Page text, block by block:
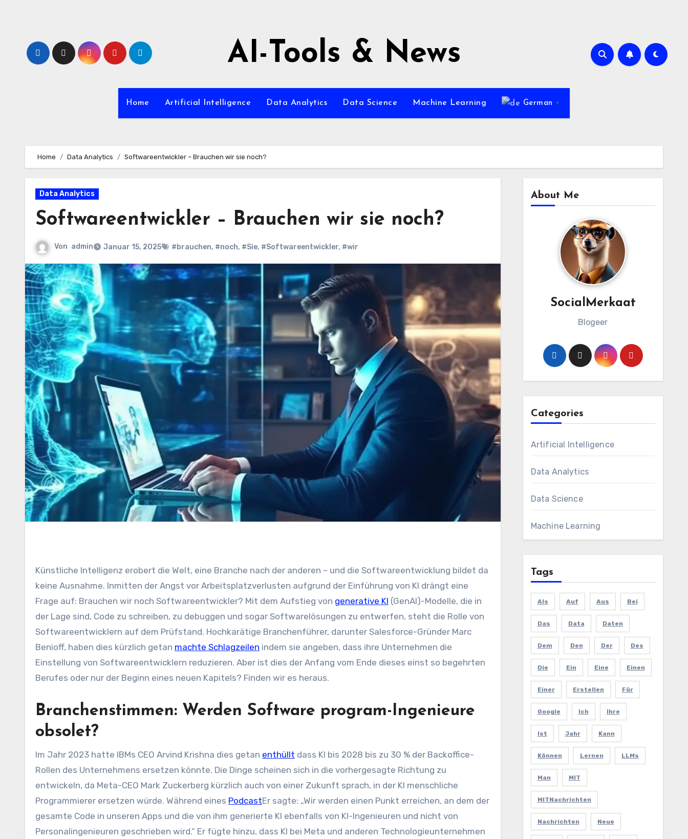
AI-Tools & News
Home Artificial Intelligence Data Analytics Data Science Machine Learning German ▼
Home Data Analytics Softwareentwickler – Brauchen wir sie noch?
Data Analytics
Softwareentwickler – Brauchen wir sie noch?
Von admin Januar 15, 2025 #brauchen, #noch, #Sie, #Softwareentwickler, #wir
Künstliche Intelligenz erobert die Welt, eine Branche nach der anderen – und die Softwareentwicklung bildet da
keine Ausnahme. Inmitten der Angst vor Arbeitsplatzverlusten aufgrund der Einführung von KI drängt eine
Frage auf: Brauchen wir noch Softwareentwickler? Mit dem Aufstieg von generative KI (GenAI)-Modelle, die in
der Lage sind, Code zu schreiben, zu debuggen und sogar Softwarelösungen zu entwerfen, steht die Rolle von
Softwareentwicklern auf dem Prüfstand. Hochkarätige Branchenführer, darunter Salesforce-Gründer Marc
Benioff, haben dies kürzlich getan machte Schlagzeilen indem sie angeben, dass ihre Unternehmen die
Einstellung von Softwareentwicklern reduzieren. Aber ist dies der Anfang vom Ende dieses einst so begehrten
Berufes oder nur der Beginn eines neuen Kapitels? Finden wir es heraus.
Branchenstimmen: Werden Software program-Ingenieure
obsolet?
Im Jahr 2023 hatte IBMs CEO Arvind Krishna dies getan enthüllt dass KI bis 2028 bis zu 30 % der Backoffice-
Rollen des Unternehmens ersetzen könnte. Die Dinge scheinen sich in die vorhergesagte Richtung zu
entwickeln, da Meta-CEO Mark Zuckerberg kürzlich auch von einer Zukunft sprach, in der KI menschliche
Programmierer ersetzen würde. Während eines PodcastEr sagte: „Wir werden einen Punkt erreichen, an dem der
gesamte Code in unseren Apps und die von ihm generierte KI ebenfalls von KI-Ingenieuren und nicht von
Personalingenieuren geschrieben wird.“ Er fügte hinzu, dass KI bei Meta und anderen Technologieunternehmen
About Me
SocialMerkaat
Blogeer
Categories
Artificial Intelligence
Data Analytics
Data Science
Machine Learning
Tags
Als Auf Aus Bei
Das Data Daten
Dem Den Der Des
Die Ein Eine Einen
Einer Erstellen Für
Google Ich Ihre
Ist Jahr Kann
Können Lernen LLMs
Man MIT
MITNachrichten
Nachrichten Neue